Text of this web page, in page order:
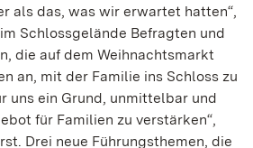
als das, was wir erwartet hatten“,
Schlossgelände Befragten und
die auf dem Weihnachtsmarkt
an, mit der Familie ins Schloss zu
uns ein Grund, unmittelbar und
für Familien zu verstärken“,
Drei neue Führungsthemen, die